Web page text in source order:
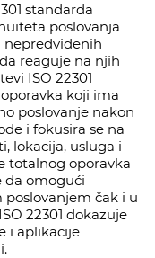
standarda
poslovanja
nepredviđenih
reaguje na njih
ISO 22301
koji ima
poslovanje nakon
i fokusira se na
lokacija, usluga i
totalnog oporavka
da omogući
čak i u
22301 dokazuje
i aplikacije